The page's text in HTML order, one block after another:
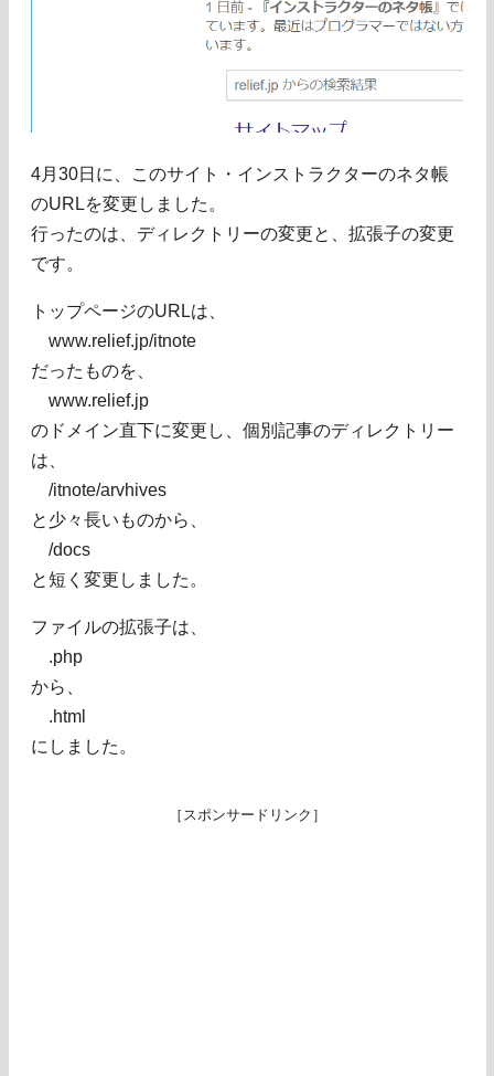
4月30日に、このサイト・インストラクターのネタ帳
のURLを変更しました。
行ったのは、ディレクトリーの変更と、拡張子の変更
です。
トップページのURLは、
www.relief.jp/itnote
だったものを、
www.relief.jp
のドメイン直下に変更し、個別記事のディレクトリー
は、
/itnote/arvhives
と少々長いものから、
/docs
と短く変更しました。
ファイルの拡張子は、
.php
から、
.html
にしました。
［スポンサードリンク］